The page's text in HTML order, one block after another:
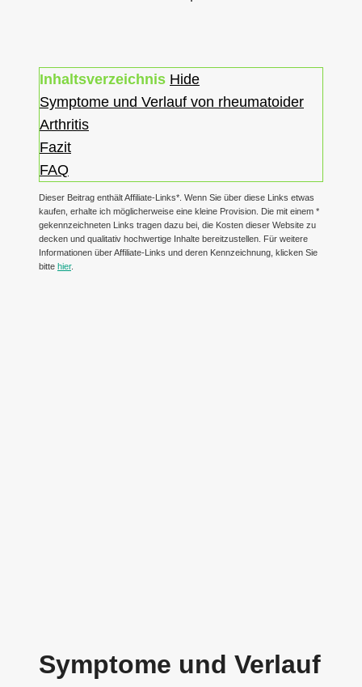
Inhaltsverzeichnis Hide
Symptome und Verlauf von rheumatoider
Arthritis
Fazit
FAQ
Dieser Beitrag enthält Affiliate-Links*. Wenn Sie über diese Links etwas
kaufen, erhalte ich möglicherweise eine kleine Provision. Die mit einem *
gekennzeichneten Links tragen dazu bei, die Kosten dieser Website zu
decken und qualitativ hochwertige Inhalte bereitzustellen. Für weitere
Informationen über Affiliate-Links und deren Kennzeichnung, klicken Sie
bitte hier.
Symptome und Verlauf